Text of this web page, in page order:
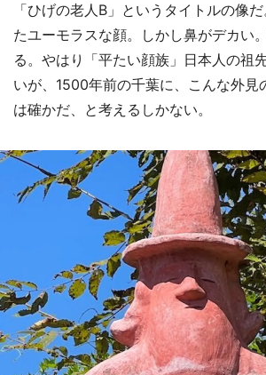
「ひげの老人B」というタイトルの像
たユーモラスな顔。しかし鼻がデカい
る。やはり「平たい顔族」日本人の祖
いが、1500年前の千葉に、こんな外見
は確かだ、と考えるしかない。